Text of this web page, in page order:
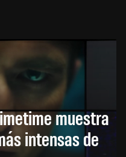
muestra
intensas de